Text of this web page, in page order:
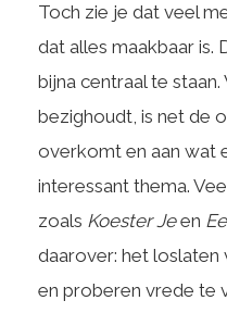
Toch zie je dat veel
dat alles maakbaar is.
bijna centraal te
bezighoudt, is net de
overkomt en aan wat
interessant thema.
zoals Koester Jeen
daarover: het loslaten
en proberen vrede te